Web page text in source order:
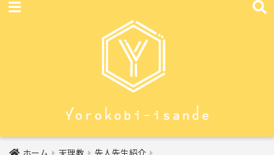
ホーム 天理教 先人先生紹介